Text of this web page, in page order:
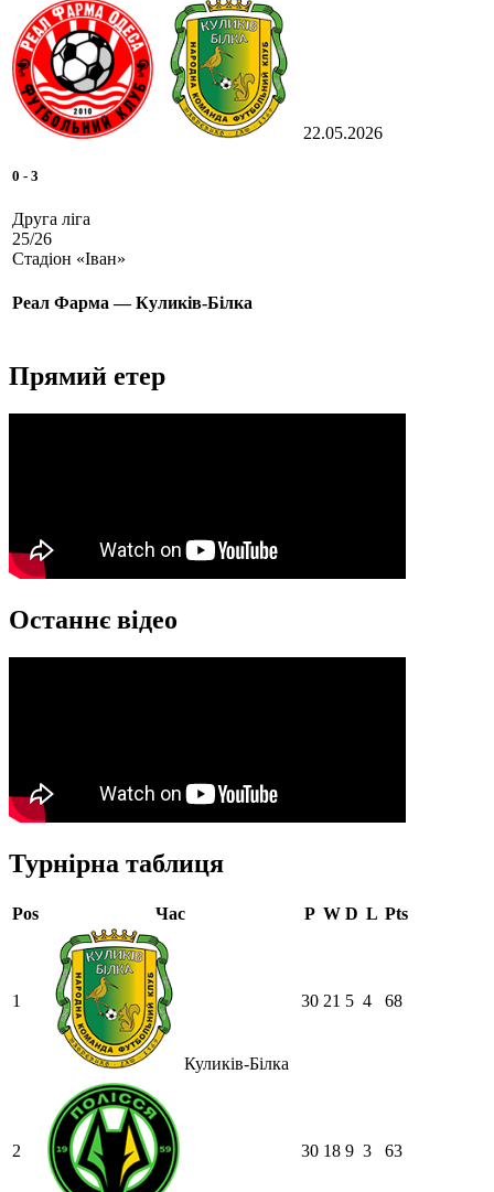
22.05.2026
0 - 3
Друга ліга
25/26
Стадіон «Іван»
Реал Фарма — Куликів-Білка
Прямий етер
Останнє відео
Турнірна таблиця
Pos Час P W D L Pts
1
Куликів-Білка
30 21 5 4 68
2 30 18 9 3 63